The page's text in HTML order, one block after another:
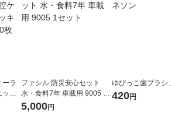
ーラ
ッテ
ファシル 防災安心セット
水・食料7年 車載用 9005 1
セット
5,000円
ゆびっこ歯ブラシ
420円